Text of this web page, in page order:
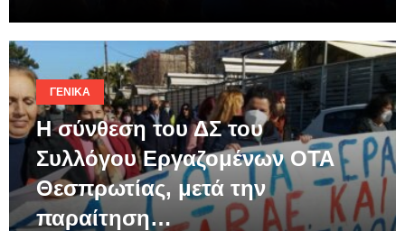
ΓΕΝΙΚΆ
Η σύνθεση του ΔΣ του
Συλλόγου Εργαζομένων ΟΤΑ
Θεσπρωτίας, μετά την
παραίτηση…